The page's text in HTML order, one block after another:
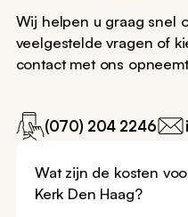
Wij helpen u graag snel
veelgestelde vragen of
contact met ons
(070) 204 2246
Wat zijn de kosten
Kerk Den Haag?